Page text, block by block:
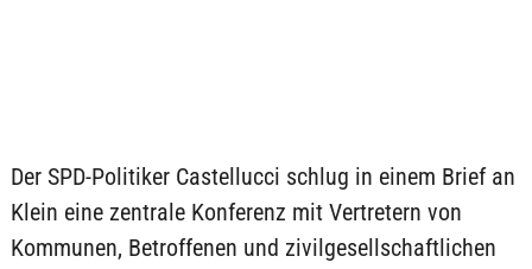
Der SPD-Politiker Castellucci schlug in einem Brief an
Klein eine zentrale Konferenz mit Vertretern von
Kommunen, Betroffenen und zivilgesellschaftlichen